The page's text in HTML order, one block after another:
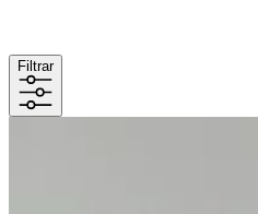
Filtrar